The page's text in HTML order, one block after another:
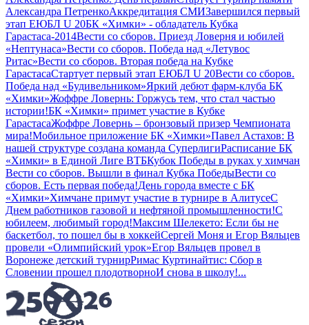
Александра ПетренкоАккредитация СМИЗавершился первый
этап ЕЮБЛ U 20БК «Химки» - обладатель Кубка
Гарастаса-2014Вести со сборов. Приезд Ловерня и юбилей
«Нептунаса»Вести со сборов. Победа над «Летувос
Ритас»Вести со сборов. Вторая победа на Кубке
ГарастасаСтартует первый этап ЕЮБЛ U 20Вести со сборов.
Победа над «Будивельником»Яркий дебют фарм-клуба БК
«Химки»Жоффре Ловернь: Горжусь тем, что стал частью
истории!БК «Химки» примет участие в Кубке
ГарастасаЖоффре Ловернь – бронзовый призер Чемпионата
мира!Мобильное приложение БК «Химки»Павел Астахов: В
нашей структуре создана команда СуперлигиРасписание БК
«Химки» в Единой Лиге ВТБКубок Победы в руках у химчан
Вести со сборов. Вышли в финал Кубка ПобедыВести со
сборов. Есть первая победа!День города вместе с БК
«Химки»Химчане примут участие в турнире в АлитусеС
Днем работников газовой и нефтяной промышленности!С
юбилеем, любимый город!Максим Шелекето: Если бы не
баскетбол, то пошел бы в хоккейСергей Моня и Егор Вяльцев
провели «Олимпийский урок»Егор Вяльцев провел в
Воронеже детский турнирРимас Куртинайтис: Сбор в
Словении прошел плодотворноИ снова в школу!...